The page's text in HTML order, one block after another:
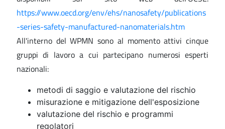
https://www.oecd.org/env/ehs/nanosafety/publications
-series-safety-manufactured-nanomaterials.htm
All'interno del WPMN sono al momento attivi cinque
gruppi di lavoro a cui partecipano numerosi esperti
nazionali:
metodi di saggio e valutazione del rischio
misurazione e mitigazione dell'esposizione
valutazione del rischio e programmi
regolatori